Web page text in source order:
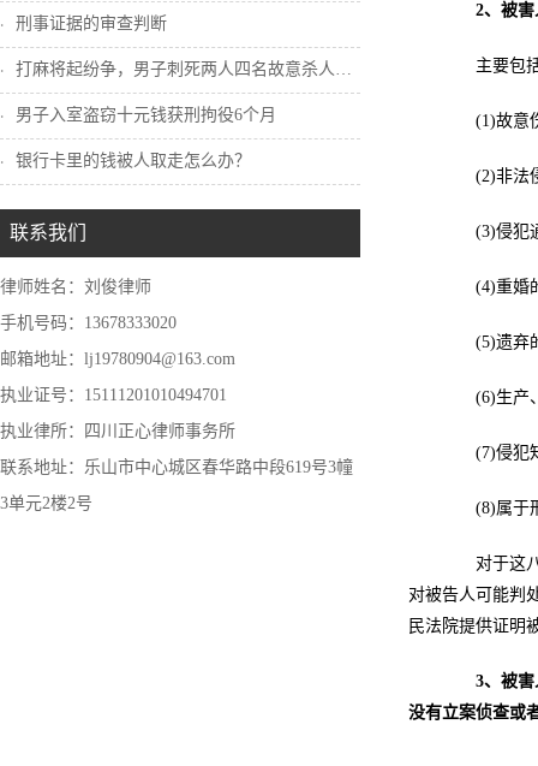
刑事证据的审查判断
打麻将起纷争，男子刺死两人四名故意杀人犯...
男子入室盗窃十元钱获刑拘役6个月
银行卡里的钱被人取走怎么办？
联系我们
律师姓名：刘俊律师
手机号码：13678333020
邮箱地址：lj19780904@163.com
执业证号：15111201010494701
执业律所：四川正心律师事务所
联系地址：乐山市中心城区春华路中段619号3幢
3单元2楼2号
2、被
主要包
(1)故意伤
(2)非法侵
(3)侵犯通
(4)重婚的
(5)遗弃的
(6)生产、
(7)侵犯知
(8)属于刑
对于这八
对被告人可能判
民法院提供证明
3、被
没有立案侦查或